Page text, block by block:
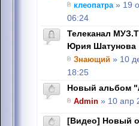
клеопатра» 19
06:24
Телеканал
Юрия Шатунова
Знающий » 10
18:25
Новый альбом
Admin » 10 апр
[Видео] Новый